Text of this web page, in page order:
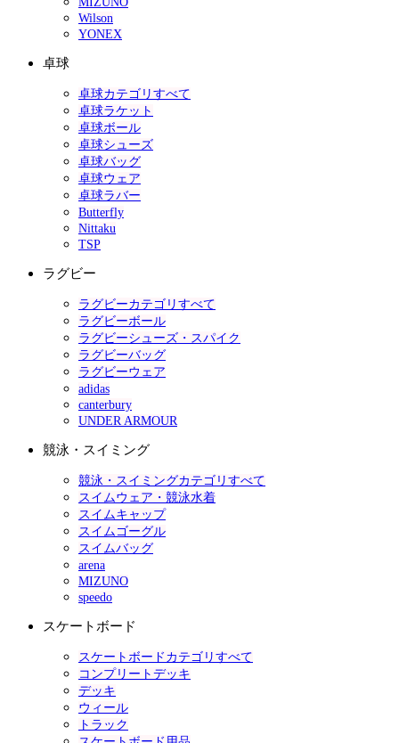
Wilson
YONEX
卓球
卓球カテゴリすべて
卓球ラケット
卓球ボール
卓球シューズ
卓球バッグ
卓球ウェア
卓球ラバー
Butterfly
Nittaku
TSP
ラグビー
ラグビーカテゴリすべて
ラグビーボール
ラグビーシューズ・スパイク
ラグビーバッグ
ラグビーウェア
adidas
canterbury
UNDER ARMOUR
競泳・スイミング
競泳・スイミングカテゴリすべて
スイムウェア・競泳水着
スイムキャップ
スイムゴーグル
スイムバッグ
arena
MIZUNO
speedo
スケートボード
スケートボードカテゴリすべて
コンプリートデッキ
デッキ
ウィール
トラック